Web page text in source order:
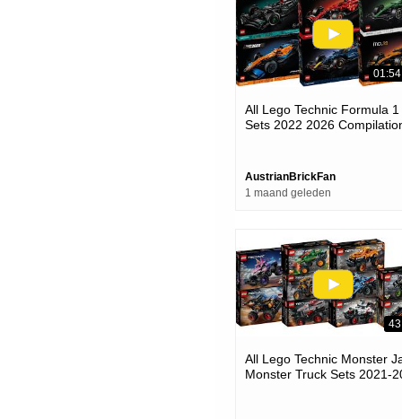
All Lego Technic Formula 1
Sets 2022 2026
AustrianBrickFan
1 maand geleden
All Lego Technic Monster
Monster Truck Sets 2021-